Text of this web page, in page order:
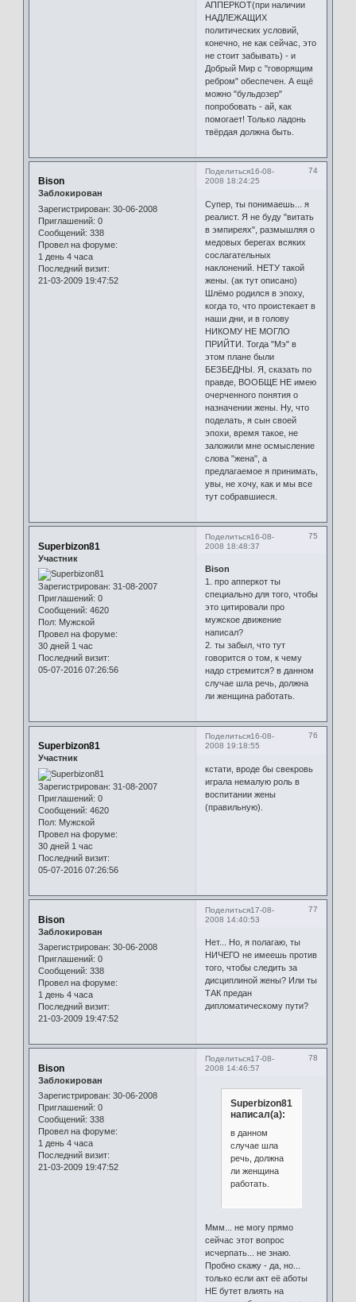
АППЕРКОТ(при наличии
НАДЛЕЖАЩИХ
политических условий,
конечно, не как сейчас, это
не стоит забывать) - и
Добрый Мир с "говорящим
ребром" обеспечен. А ещё
можно "бульдозер"
попробовать - ай, как
помогает! Только ладонь
твёрдая должна быть.
Поделиться 74
16-08-
2008 18:24:25
Bison
Заблокирован
Зарегистрирован: 30-06-2008
Приглашений: 0
Сообщений: 338
Провел на форуме:
1 день 4 часа
Последний визит:
21-03-2009 19:47:52
Супер, ты понимаешь... я
реалист. Я не буду "витать
в эмпиреях", размышляя о
медовых берегах всяких
сослагательных
наклонений. НЕТУ такой
жены. (ак тут описано)
Шлёмо родился в эпоху,
когда то, что проистекает в
наши дни, и в голову
НИКОМУ НЕ МОГЛО
ПРИЙТИ. Тогда "Мэ" в
этом плане были
БЕЗБЕДНЫ. Я, сказать по
правде, ВООБЩЕ НЕ имею
очерченного понятия о
назначении жены. Ну, что
поделать, я сын своей
эпохи, время такое, не
заложили мне осмысление
слова "жена", а
предлагаемое я принимать,
увы, не хочу, как и мы все
тут собравшиеся.
Поделиться 75
16-08-
2008 18:48:37
Superbizon81
Участник
Зарегистрирован: 31-08-2007
Приглашений: 0
Сообщений: 4620
Пол: Мужской
Провел на форуме:
30 дней 1 час
Последний визит:
05-07-2016 07:26:56
Bison
1. про апперкот ты
специально для того, чтобы
это цитировали про
мужское движение
написал?
2. ты забыл, что тут
говорится о том, к чему
надо стремится? в данном
случае шла речь, должна
ли женщина работать.
Поделиться 76
16-08-
2008 19:18:55
Superbizon81
Участник
Зарегистрирован: 31-08-2007
Приглашений: 0
Сообщений: 4620
Пол: Мужской
Провел на форуме:
30 дней 1 час
Последний визит:
05-07-2016 07:26:56
кстати, вроде бы свекровь
играла немалую роль в
воспитании жены
(правильную).
Поделиться 77
17-08-
2008 14:40:53
Bison
Заблокирован
Зарегистрирован: 30-06-2008
Приглашений: 0
Сообщений: 338
Провел на форуме:
1 день 4 часа
Последний визит:
21-03-2009 19:47:52
Нет... Но, я полагаю, ты
НИЧЕГО не имеешь против
того, чтобы следить за
дисциплиной жены? Или ты
ТАК предан
дипломатическому пути?
Поделиться 78
17-08-
2008 14:46:57
Bison
Заблокирован
Зарегистрирован: 30-06-2008
Приглашений: 0
Сообщений: 338
Провел на форуме:
1 день 4 часа
Последний визит:
21-03-2009 19:47:52
Superbizon81
написал(а):
в данном
случае шла
речь, должна
ли женщина
работать.
Ммм... не могу прямо
сейчас этот вопрос
исчерпать... не знаю.
Пробно скажу - да, но...
только если акт её аботы
НЕ бутет влиять на